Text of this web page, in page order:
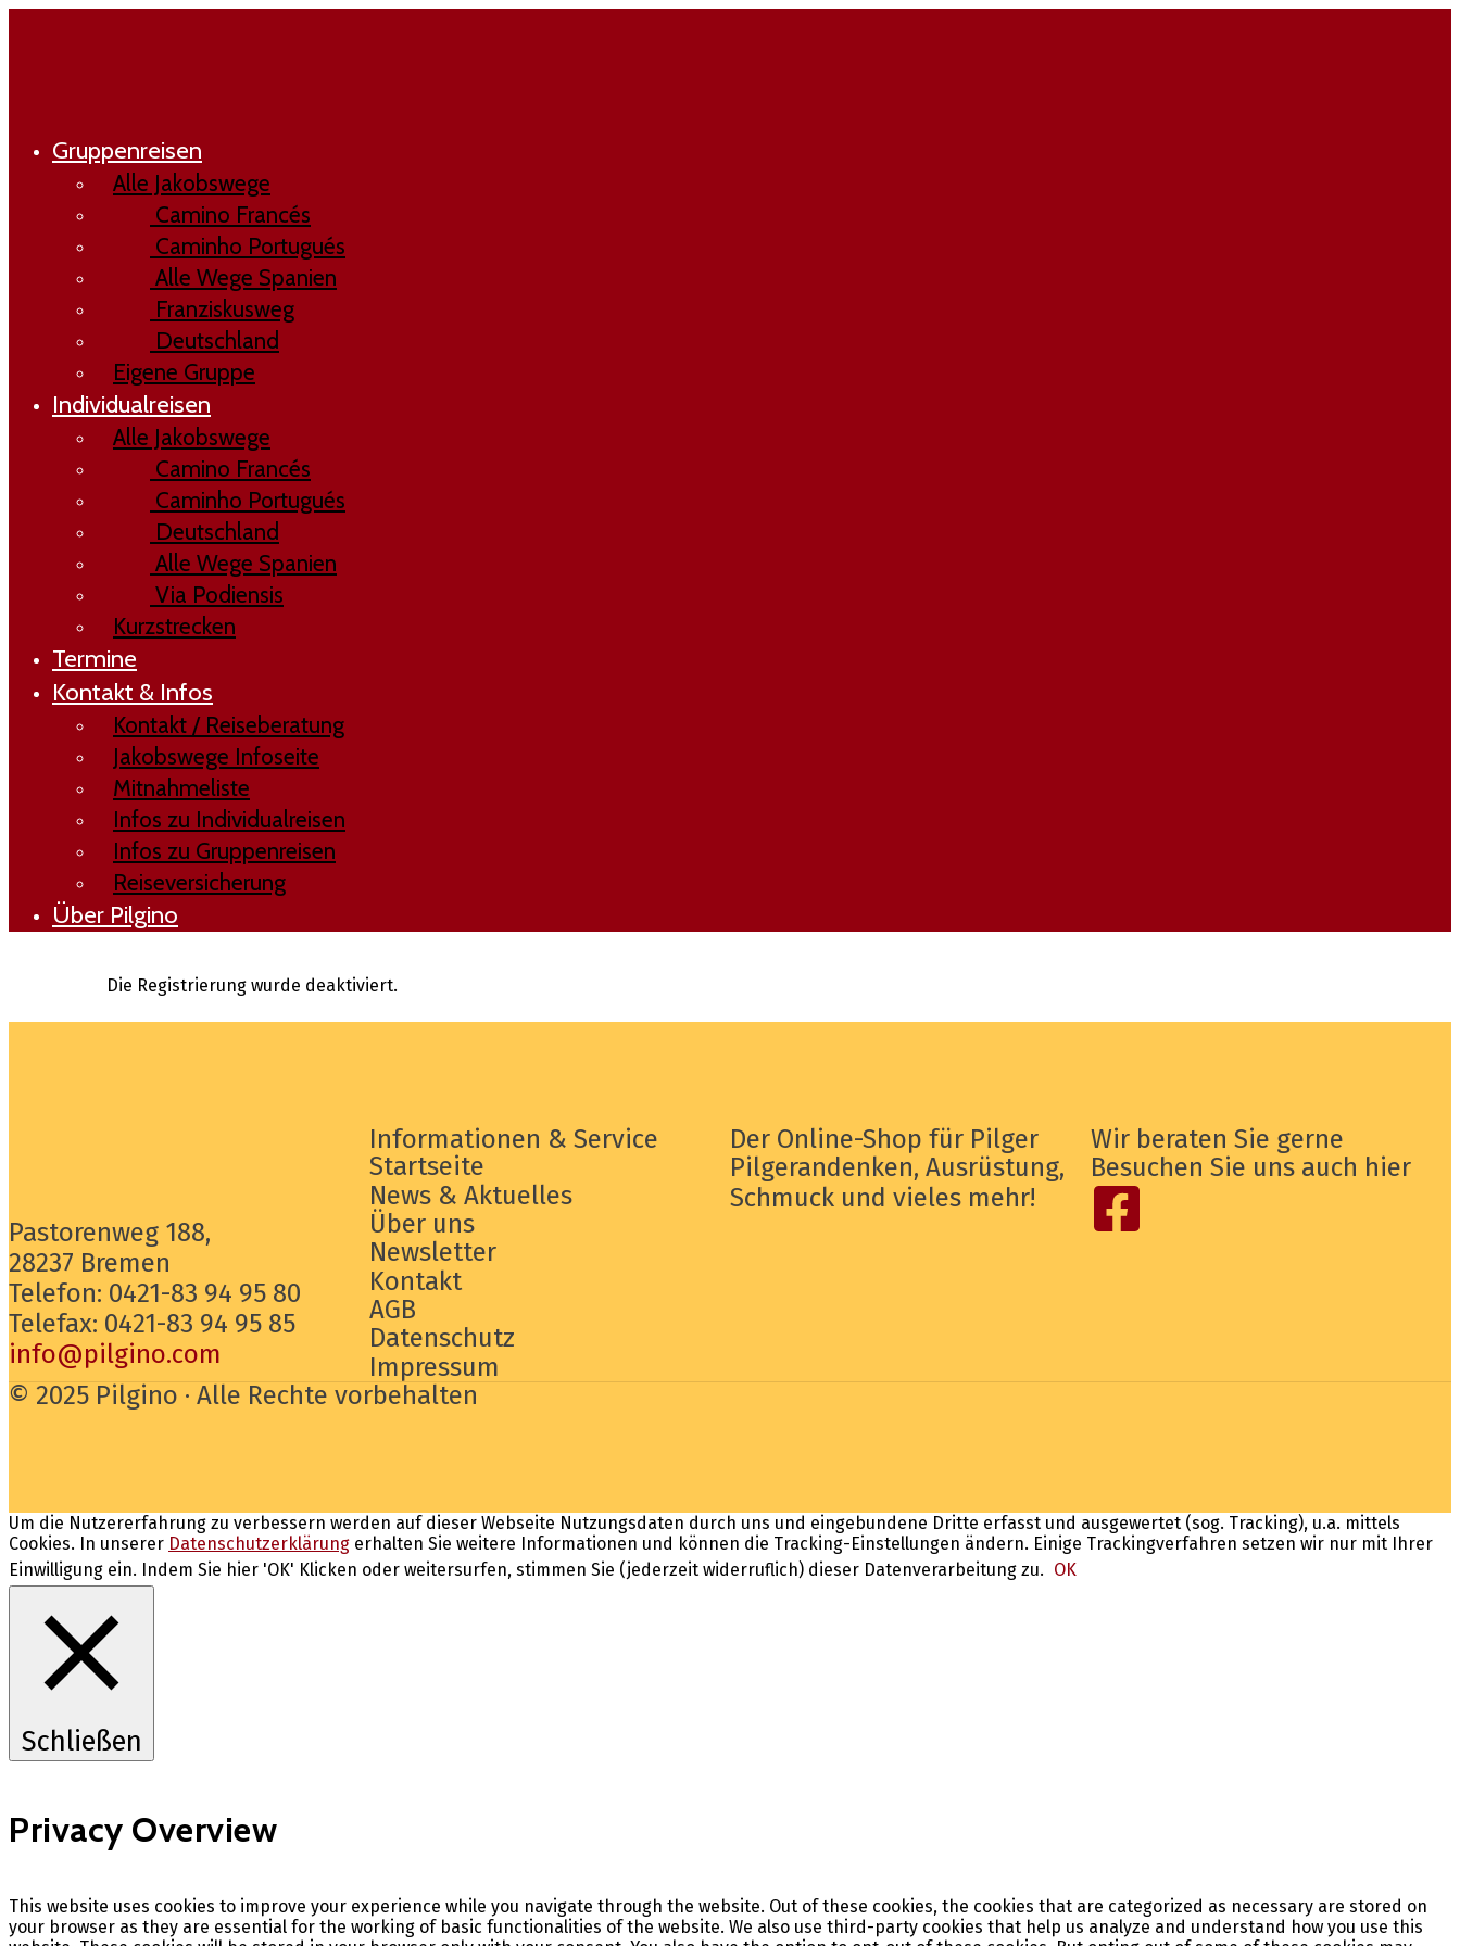
Gruppenreisen
Alle Jakobswege
Camino Francés
Caminho Portugués
Alle Wege Spanien
Franziskusweg
Deutschland
Eigene Gruppe
Individualreisen
Alle Jakobswege
Camino Francés
Caminho Portugués
Deutschland
Alle Wege Spanien
Via Podiensis
Kurzstrecken
Termine
Kontakt & Infos
Kontakt / Reiseberatung
Jakobswege Infoseite
Mitnahmeliste
Infos zu Individualreisen
Infos zu Gruppenreisen
Reiseversicherung
Über Pilgino
Die Registrierung wurde deaktiviert.
Pastorenweg 188,
28237 Bremen
Telefon: 0421-83 94 95 80
Telefax: 0421-83 94 95 85
info@pilgino.com
Informationen & Service
Startseite
News & Aktuelles
Über uns
Newsletter
Kontakt
AGB
Datenschutz
Impressum
Der Online-Shop für Pilger
Pilgerandenken, Ausrüstung,
Schmuck und vieles mehr!
Wir beraten Sie gerne
Besuchen Sie uns auch hier
© 2025 Pilgino · Alle Rechte vorbehalten
Um die Nutzererfahrung zu verbessern werden auf dieser Webseite Nutzungsdaten durch uns und eingebundene Dritte erfasst und ausgewertet (sog. Tracking), u.a. mittels
Cookies. In unserer Datenschutzerklärung erhalten Sie weitere Informationen und können die Tracking-Einstellungen ändern. Einige Trackingverfahren setzen wir nur mit Ihrer
Einwilligung ein. Indem Sie hier 'OK' Klicken oder weitersurfen, stimmen Sie (jederzeit widerruflich) dieser Datenverarbeitung zu. OK
Schließen
Privacy Overview
This website uses cookies to improve your experience while you navigate through the website. Out of these cookies, the cookies that are categorized as necessary are stored on
your browser as they are essential for the working of basic functionalities of the website. We also use third-party cookies that help us analyze and understand how you use this